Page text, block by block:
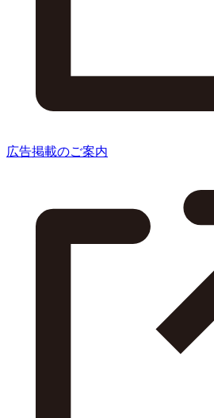
広告掲載のご案内